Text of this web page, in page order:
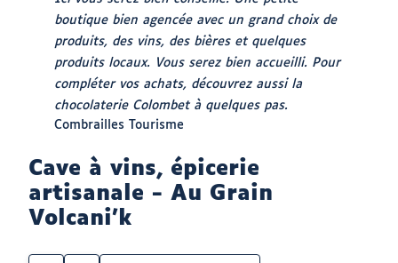
Cave à vins, épicerie
artisanale - Au Grain
Volcani'k
boutique bien agencée avec un grand choix de
produits, des vins, des bières et quelques
produits locaux. Vous serez bien accueilli. Pour
compléter vos achats, découvrez aussi la
chocolaterie Colombet à quelques pas.
Auteur
Combrailles Tourisme